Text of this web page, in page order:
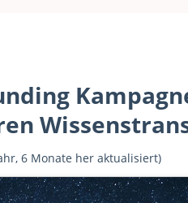
6 Monate her aktualisiert)